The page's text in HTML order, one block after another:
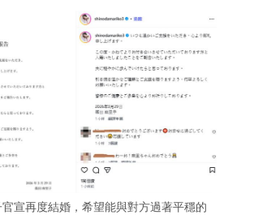
宣再度結婚，希望能與對方過著平穩的